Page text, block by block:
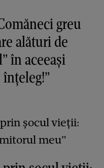
greu
alături de
în aceeași